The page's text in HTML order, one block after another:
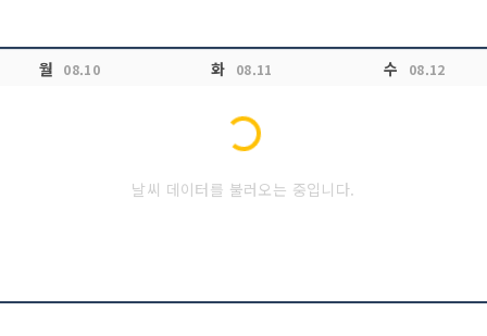
월 08.10 화 08.11 수 08.12
Loading...
날씨 데이터를 불러오는 중입니다.